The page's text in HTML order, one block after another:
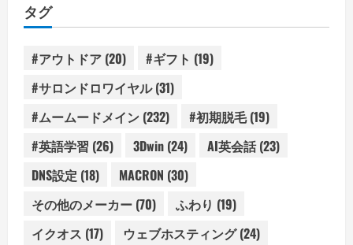
ー
タグ
#アウトドア (20) #ギフト (19)
#サロンドロワイヤル(31)
#ムームードメイン (232) #初期脱毛(19)
#英語学習 (26) 3Dwin (24) AI英会話(23)
DNS設定 (18) MACRON (30)
その他のメーカー (70) ふわり (19)
イクオス (17) ウェブホスティング(24)